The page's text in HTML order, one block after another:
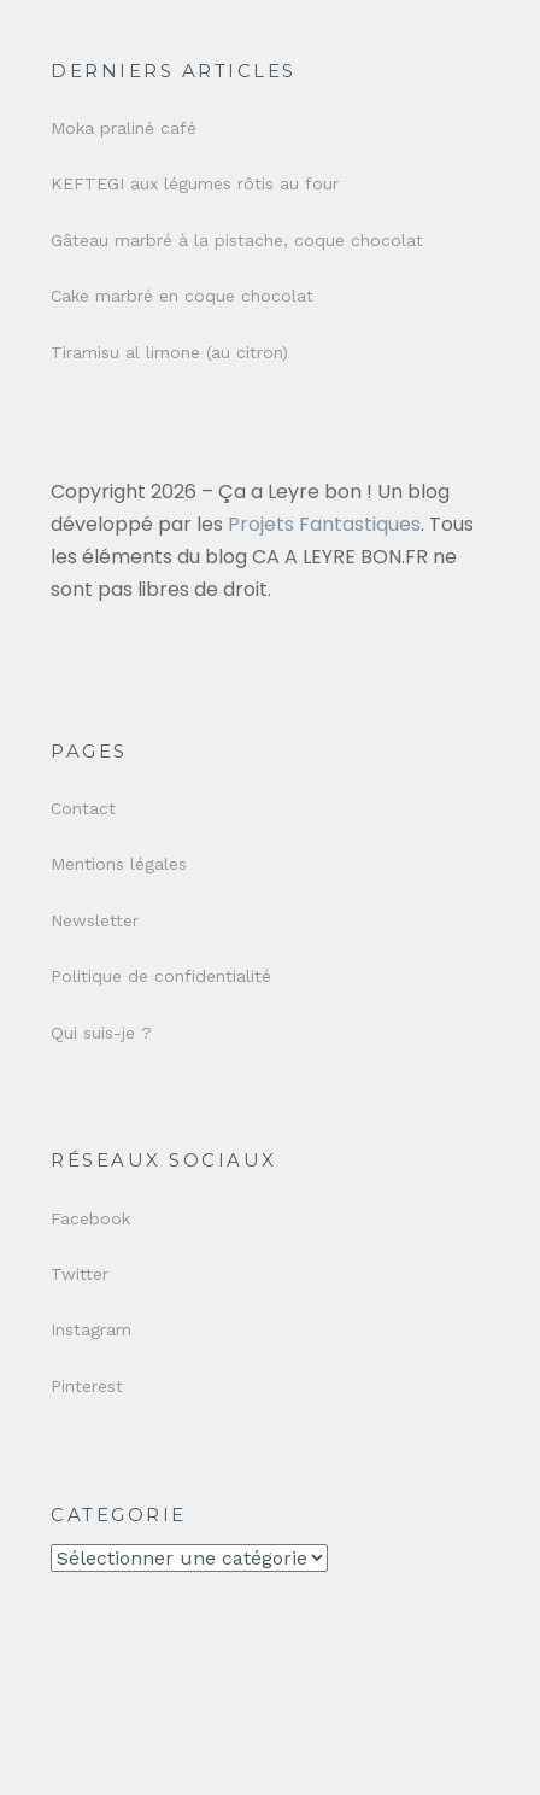
DERNIERS ARTICLES
Moka praliné café
KEFTEGI aux légumes rôtis au four
Gâteau marbré à la pistache, coque chocolat
Cake marbré en coque chocolat
Tiramisu al limone (au citron)
Copyright 2026 – Ça a Leyre bon ! Un blog
développé par les Projets Fantastiques. Tous
les éléments du blog CA A LEYRE BON.FR ne
sont pas libres de droit.
PAGES
Contact
Mentions légales
Newsletter
Politique de confidentialité
Qui suis-je ?
RÉSEAUX SOCIAUX
Facebook
Twitter
Instagram
Pinterest
CATEGORIE
CATEGORIE